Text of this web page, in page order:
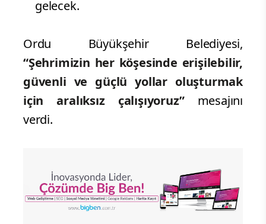
gelecek.
Ordu Büyükşehir Belediyesi,
“Şehrimizin her köşesinde erişilebilir,
güvenli ve güçlü yollar oluşturmak
için aralıksız çalışıyoruz”mesajını
verdi.